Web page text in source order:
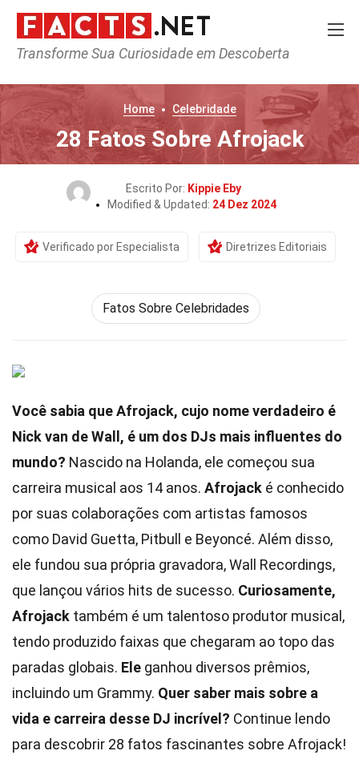
Transforme Sua Curiosidade em Descoberta
Home Celebridade
28 Fatos Sobre Afrojack
Escrito Por: Kippie Eby
Modified & Updated: 24 Dez 2024
Verificado por Especialista Diretrizes Editoriais
Fatos Sobre Celebridades
Você sabia que Afrojack, cujo nome verdadeiro é
Nick van de Wall, é um dos DJs mais influentes do
mundo? Nascido na Holanda, ele começou sua
carreira musical aos 14 anos. Afrojack é conhecido
por suas colaborações com artistas famosos
como David Guetta, Pitbull e Beyoncé. Além disso,
ele fundou sua própria gravadora, Wall Recordings,
que lançou vários hits de sucesso. Curiosamente,
Afrojack também é um talentoso produtor musical,
tendo produzido faixas que chegaram ao topo das
paradas globais. Ele ganhou diversos prêmios,
incluindo um Grammy. Quer saber mais sobre a
vida e carreira desse DJ incrível? Continue lendo
para descobrir 28 fatos fascinantes sobre Afrojack!